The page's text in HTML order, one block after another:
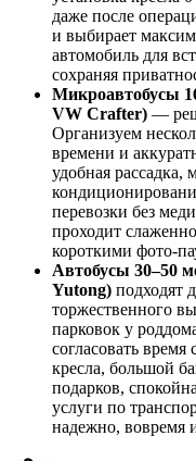
даже после
и выбирает
автомобиль для
сохраняя
Микроавтобусы
VW Crafter) —
Организуем
времени и
удобная рассадка,
перевозки без
проходит
короткими
Автобусы 30–50
Yutong) подходят
торжественного
парковок у
согласовать
кресла, большой
подарков,
услуги по
надежно, вовремя